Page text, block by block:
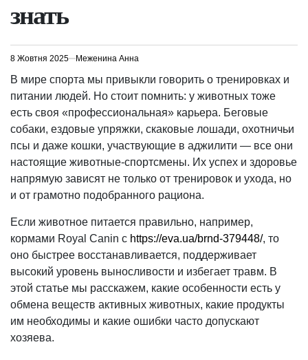
знать
8 Жовтня 2025 Меженина Анна
В мире спорта мы привыкли говорить о тренировках и
питании людей. Но стоит помнить: у животных тоже
есть своя «профессиональная» карьера. Беговые
собаки, ездовые упряжки, скаковые лошади, охотничьи
псы и даже кошки, участвующие в аджилити — все они
настоящие животные-спортсмены. Их успех и здоровье
напрямую зависят не только от тренировок и ухода, но
и от грамотно подобранного рациона.
Если животное питается правильно, например,
кормами Royal Canin с https://eva.ua/brnd-379448/, то
оно быстрее восстанавливается, поддерживает
высокий уровень выносливости и избегает травм. В
этой статье мы расскажем, какие особенности есть у
обмена веществ активных животных, какие продукты
им необходимы и какие ошибки часто допускают
хозяева.